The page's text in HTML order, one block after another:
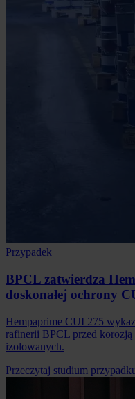
Przypadek
BPCL zatwierdza
doskonałej ochrony
Hempaprime CUI 275
rafinerii BPCL przed
izolowanych.
Przeczytaj studium